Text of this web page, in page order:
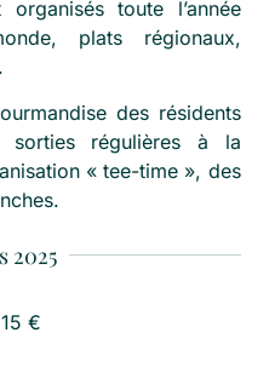
toute l’année
plats régionaux,
des résidents
sorties régulières à la
« tee-time », des
2025
€